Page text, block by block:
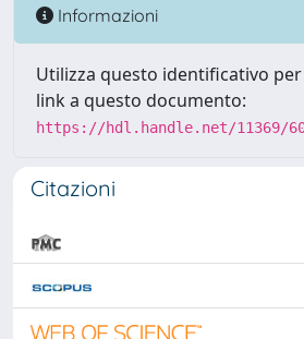
Informazioni
Utilizza questo identificativo
link a questo documento:
https://hdl.handle.net/11369/
Citazioni